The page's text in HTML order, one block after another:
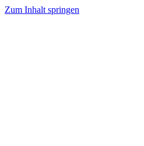
Zum Inhalt springen